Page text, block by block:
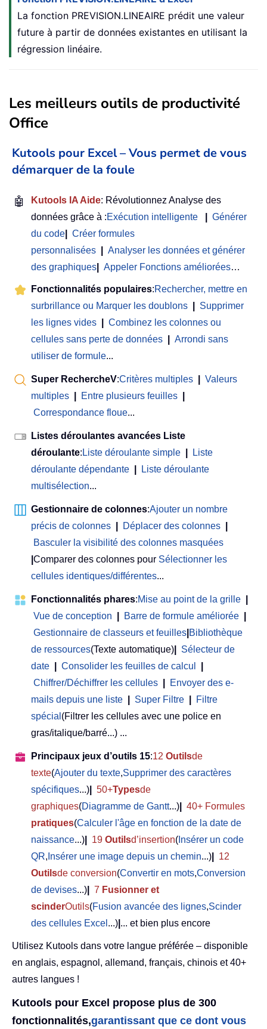
La fonction PREVISION.LINEAIRE prédit une valeur
future à partir de données existantes en utilisant la
régression linéaire.
Les meilleurs outils de productivité
Office
Kutools pour Excel – Vous permet de vous
démarquer de la foule
🤖 Kutools IA Aide: Révolutionnez Analyse des
données grâce à :Exécution intelligente
Générer
du code
Créer formules
personnalisées
Analyser les données et générer
des graphiques
Appeler Fonctions améliorées…
Fonctionnalités populaires:Rechercher, mettre en
surbrillance ou Marquer les doublons
Supprimer
les lignes vides
Combinez les colonnes ou
cellules sans perte de données
Arrondi sans
utiliser de formule...
Super RechercheV:Critères multiples
Valeurs
multiples
Entre plusieurs feuilles
Correspondance floue...
Listes déroulantes avancées Liste
déroulante: Liste déroulante simple
Liste
déroulante dépendante
Liste déroulante
multisélection...
Gestionnaire de colonnes:Ajouter un nombre
précis de colonnes
Déplacer des colonnes
Basculer la visibilité des colonnes masquées
Comparer des colonnes pour Sélectionner les
cellules identiques/différentes...
Fonctionnalités phares:Mise au point de la grille
Vue de conception
Barre de formule améliorée
Gestionnaire de classeurs et feuilles Bibliothèque
de ressources(Texte automatique)
Sélecteur de
date
Consolider les feuilles de calcul
Chiffrer/Déchiffrer les cellules
Envoyer des e-
mails depuis une liste
Super Filtre
Filtre
spécial (Filtrer les cellules avec une police en
gras/italique/barré...) ...
Principaux jeux d’outils 15:12 Outilsde
texte(Ajouter du texte,Supprimer des caractères
spécifiques...) 50+Typesde
graphiques(Diagramme de Gantt...)
40+ Formules
pratiques(Calculer l'âge en fonction de la date de
naissance...) 19 Outilsd’insertion( Insérer un code
QR, Insérer une image depuis un chemin...)
12
Outilsde conversion(Convertir en mots,Conversion
de devises...) 7 Fusionner et
scinderOutils(Fusion avancée des lignes,Scinder
des cellules Excel ...) ... et bien plus encore
Utilisez Kutools dans votre langue préférée – disponible
en anglais, espagnol, allemand, français, chinois et 40+
autres langues !
Kutools pour Excel propose plus de 300
fonctionnalités,garantissant que ce dont vous